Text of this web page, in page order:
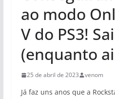
ao modo
V do PS3!
(enquanto
25 de abril de 2023 venom
Já faz uns anos que a